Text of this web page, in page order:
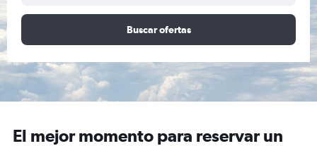
Buscar ofertas
El mejor momento para reservar un